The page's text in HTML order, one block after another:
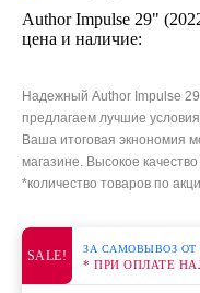
Author Impulse 29"
цена и наличие:
Надежный Author Impulse
предлагаем лучшие
Ваша итоговая экнономия
магазине. Высокое
*количество товаров по
SALE! ЗА САМОВЫВОЗ
* ПРИ ОПЛАТЕ